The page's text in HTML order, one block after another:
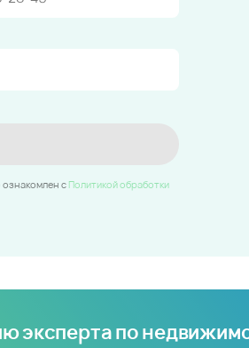
c Политикой обработки
эксперта по